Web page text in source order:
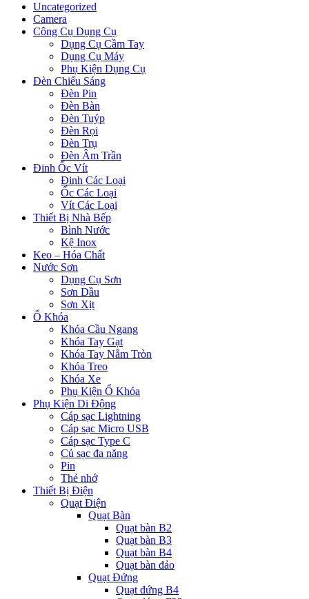
Uncategorized
Camera
Công Cụ Dụng Cụ
Dụng Cụ Cầm Tay
Dụng Cụ Máy
Phụ Kiện Dụng Cụ
Đèn Chiếu Sáng
Đèn Pin
Đèn Bàn
Đèn Tuýp
Đèn Rọi
Đèn Trụ
Đèn Âm Trần
Đinh Ốc Vít
Đinh Các Loại
Ốc Các Loại
Vít Các Loại
Thiết Bị Nhà Bếp
Bình Nước
Kệ Inox
Keo – Hóa Chất
Nước Sơn
Dụng Cụ Sơn
Sơn Dầu
Sơn Xịt
Ổ Khóa
Khóa Cầu Ngang
Khóa Tay Gạt
Khóa Tay Nắm Tròn
Khóa Treo
Khóa Xe
Phụ Kiện Ổ Khóa
Phụ Kiện Di Động
Cáp sạc Lightning
Cáp sạc Micro USB
Cáp sạc Type C
Củ sạc đa năng
Pin
Thẻ nhớ
Thiết Bị Điện
Quạt Điện
Quạt Bàn
Quạt bàn B2
Quạt bàn B3
Quạt bàn B4
Quạt bàn đảo
Quạt Đứng
Quạt đứng B4